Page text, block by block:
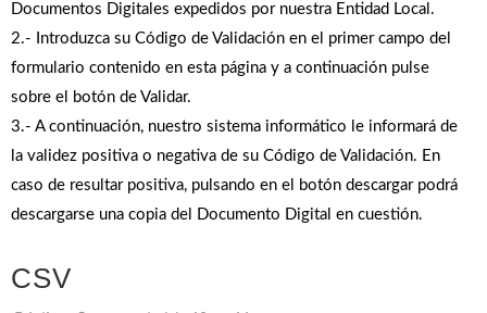
Documentos Digitales expedidos por nuestra Entidad Local.
2.- Introduzca su Código de Validación en el primer campo del
formulario contenido en esta página y a continuación pulse
sobre el botón de Validar.
3.- A continuación, nuestro sistema informático le informará de
la validez positiva o negativa de su Código de Validación. En
caso de resultar positiva, pulsando en el botón descargar podrá
descargarse una copia del Documento Digital en cuestión.
CSV